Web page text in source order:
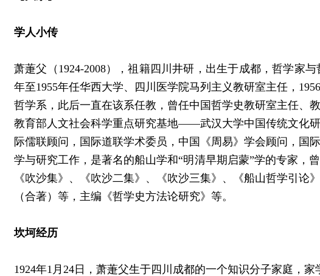
学人小传
萧萐父（1924-2008），祖籍四川井研，出生于成都，哲学家
年至1955年任华西大学、四川医学院马列主义教研室主任，
哲学系，此后一直在该系任教，曾任中国哲学史教研室主任
教育部人文社会科学重点研究基地——武汉大学中国传统文化
际儒联顾问，国际道联学术委员，中国《周易》学会顾问，国
学与研究工作，是著名的船山学和“明清早期启蒙”学的专家，
《吹沙集》、《吹沙二集》、《吹沙三集》、《船山哲学引论
（合著）等，主编《哲学史方法论研究》等。
坎坷经历
1924年1月24日，萧萐父生于四川成都的一个知识分子家庭，